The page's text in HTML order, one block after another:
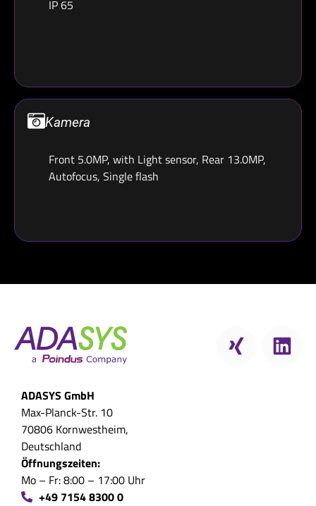
IP 65
Kamera
Front 5.0MP, with Light sensor, Rear 13.0MP,
Autofocus, Single flash
ADASYS GmbH
Max-Planck-Str. 10
70806 Kornwestheim,
Deutschland
Öffnungszeiten:
Mo – Fr: 8:00 – 17:00 Uhr
+49 7154 8300 0